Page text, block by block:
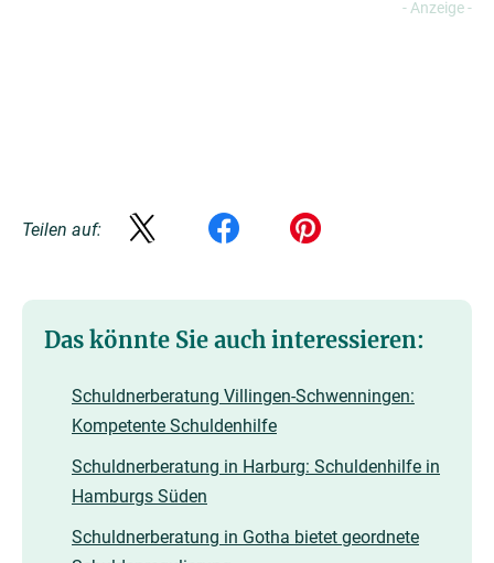
Teilen auf:
Das könnte Sie auch interessieren:
Schuldnerberatung Villingen-Schwenningen:
Kompetente Schuldenhilfe
Schuldnerberatung in Harburg: Schuldenhilfe in
Hamburgs Süden
Schuldnerberatung in Gotha bietet geordnete